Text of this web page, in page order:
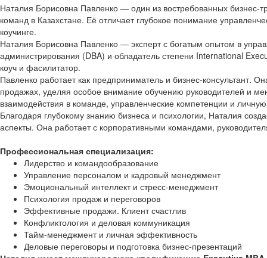
Наталия Борисовна Павленко — один из востребованных бизнес-
команд в Казахстане. Её отличает глубокое понимание
коучинге.
Наталия Борисовна Павленко — эксперт с богатым опытом в
администрирования (DBA) и обладатель степени International
коуч и фасилитатор.
Павленко работает как предприниматель и бизнес-
продажах, уделяя особое внимание обучению руководителей и
взаимодействия в команде, управленческие компетенции и личную
Благодаря глубокому знанию бизнеса и психологии, Наталия
аспекты. Она работает с корпоративными командами,
Профессиональная специализация:
Лидерство и командообразование
Управление персоналом и кадровый менеджмент
Эмоциональный интеллект и стресс-менеджмент
Психология продаж и переговоров
Эффективные продажи. Клиент счастлив
Конфликтология и деловая коммуникация
Тайм-менеджмент и личная эффективность
Деловые переговоры и подготовка бизнес-презентаций